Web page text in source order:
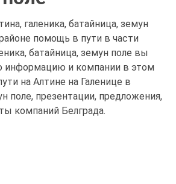
галеника, батайница, земун
помощь в пути в части
батайница, земун поле вы
информацию и компании в этом
на Алтине на Галенице в
поле, презентации, предложения,
компаний Белграда.